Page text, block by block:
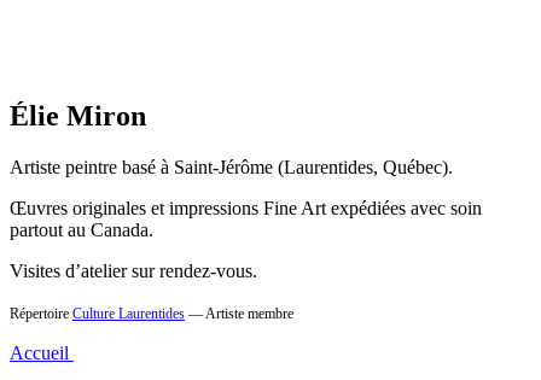
Élie Miron
Artiste peintre basé à Saint-Jérôme (Laurentides, Québec).
Œuvres originales et impressions Fine Art expédiées avec soin
partout au Canada.
Visites d’atelier sur rendez-vous.
Répertoire Culture Laurentides — Artiste membre
Accueil